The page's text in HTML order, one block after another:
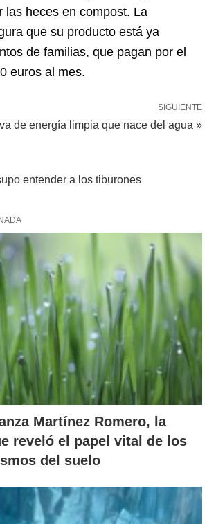
las heces en compost. La
que su producto está ya
de familias, que pagan por el
euros al mes.
SIGUIENTE
de energía limpia que nace del agua »
entender a los tiburones
Martínez Romero, la
reveló el papel vital de los
del suelo